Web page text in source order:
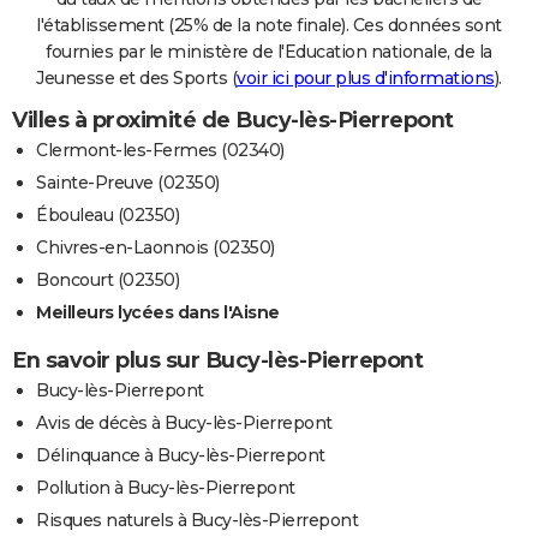
l'établissement (25% de la note finale). Ces données sont
fournies par le ministère de l'Education nationale, de la
Jeunesse et des Sports (voir ici pour plus d'informations).
Villes à proximité de Bucy-lès-Pierrepont
Clermont-les-Fermes (02340)
Sainte-Preuve (02350)
Ébouleau (02350)
Chivres-en-Laonnois (02350)
Boncourt (02350)
Meilleurs lycées dans l'Aisne
En savoir plus sur Bucy-lès-Pierrepont
Bucy-lès-Pierrepont
Avis de décès à Bucy-lès-Pierrepont
Délinquance à Bucy-lès-Pierrepont
Pollution à Bucy-lès-Pierrepont
Risques naturels à Bucy-lès-Pierrepont